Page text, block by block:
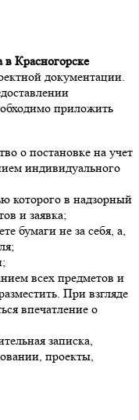
в Красногорске
документации.
приложить
о постановке на учет
индивидуального
которого в надзорный
и заявка;
бумаги не за себя, а,
всех предметов и
При взгляде
впечатление о
записка,
проекты,